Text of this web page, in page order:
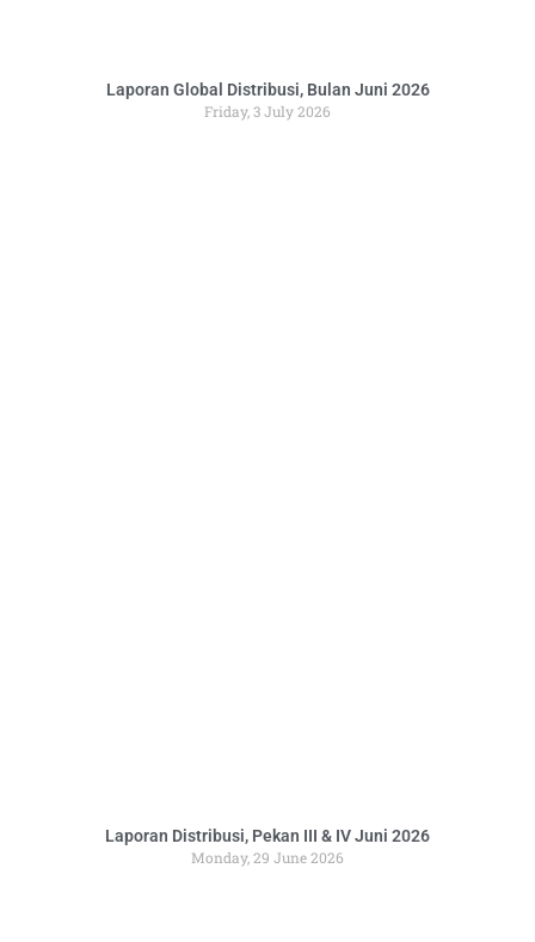
Laporan Global Distribusi, Bulan Juni 2026
Friday, 3 July 2026
Laporan Distribusi, Pekan III & IV Juni 2026
Monday, 29 June 2026